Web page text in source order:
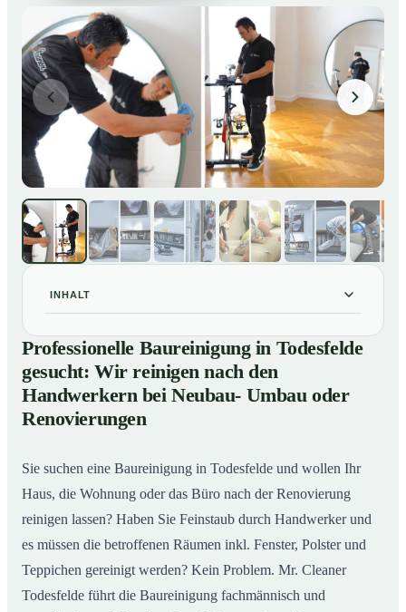
INHALT
01 Professionelle Baureinigung in Todesfelde gesucht:
Wir reinigen nach den Handwerkern bei Neubau-
Umbau oder Renovierungen
02Baureinigung in Todesfelde – Profis im Einsatz
Professionelle Baureinigung in Todesfelde
gesucht: Wir reinigen nach den
Handwerkern bei Neubau- Umbau oder
Renovierungen
Sie suchen eine Baureinigung in Todesfelde und wollen Ihr
Haus, die Wohnung oder das Büro nach der Renovierung
reinigen lassen? Haben Sie Feinstaub durch Handwerker und
es müssen die betroffenen Räumen inkl. Fenster, Polster und
Teppichen gereinigt werden? Kein Problem. Mr. Cleaner
Todesfelde führt die Baureinigung fachmännisch und